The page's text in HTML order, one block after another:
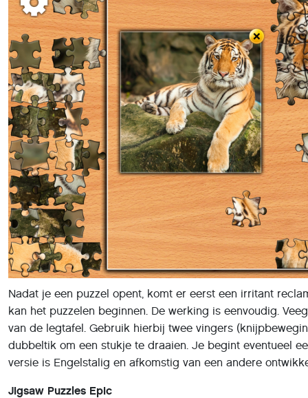
Nadat je een puzzel opent, komt er eerst een irritant
kan het puzzelen beginnen. De werking is eenvoudig.
van de legtafel. Gebruik hierbij twee vingers
dubbeltik om een stukje te draaien. Je begint eventueel
versie is Engelstalig en afkomstig van een andere
Jigsaw Puzzles Epic